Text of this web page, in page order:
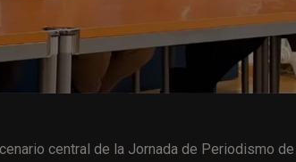
central de la Jornada de Periodismo